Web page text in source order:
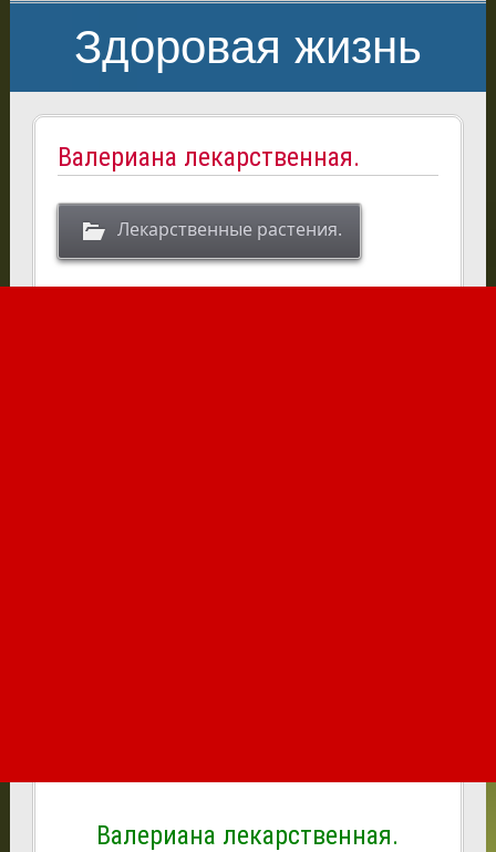
Здоровая жизнь
Валериана лекарственная.
Лекарственные растения.
Валериана лекарственная.